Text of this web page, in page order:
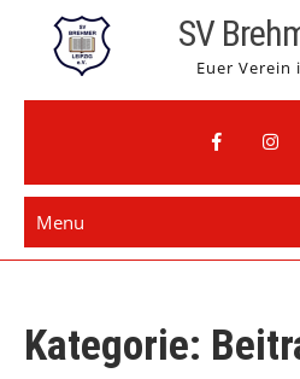
content
SV
Euer Verein
Menu
Kategorie: